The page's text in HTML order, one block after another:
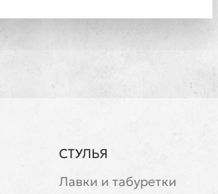
СТУЛЬЯ
Лавки и табуретки